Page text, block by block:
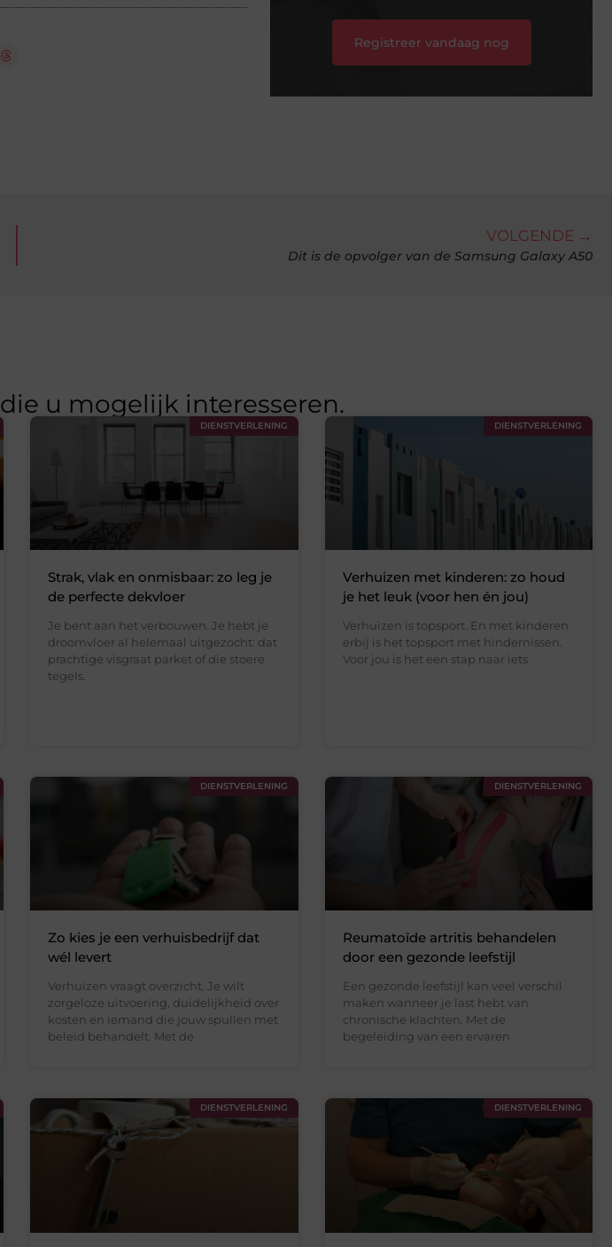
Registreer vandaag nog
VOLGENDE →
Dit is de opvolger van de Samsung Galaxy A50
die u mogelijk interesseren.
DIENSTVERLENING
Strak, vlak en onmisbaar: zo leg je
de perfecte dekvloer
Je bent aan het verbouwen. Je hebt je
droomvloer al helemaal uitgezocht: dat
prachtige visgraat parket of die stoere
tegels.
DIENSTVERLENING
Verhuizen met kinderen: zo houd
je het leuk (voor hen én jou)
Verhuizen is topsport. En met kinderen
erbij is het topsport met hindernissen.
Voor jou is het een stap naar iets
DIENSTVERLENING
Zo kies je een verhuisbedrijf dat
wél levert
Verhuizen vraagt overzicht. Je wilt
zorgeloze uitvoering, duidelijkheid over
kosten en iemand die jouw spullen met
beleid behandelt. Met de
DIENSTVERLENING
Reumatoïde artritis behandelen
door een gezonde leefstijl
Een gezonde leefstijl kan veel verschil
maken wanneer je last hebt van
chronische klachten. Met de
begeleiding van een ervaren
DIENSTVERLENING DIENSTVERLENING